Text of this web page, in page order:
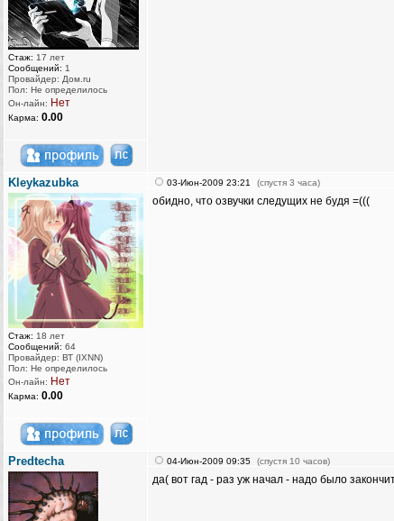
Стаж: 17 лет
Сообщений: 1
Провайдер: Дом.ru
Пол: Не определилось
Он-лайн: Нет
Карма: 0.00
Kleykazubka
Стаж: 18 лет
Сообщений: 64
Провайдер: ВТ (IXNN)
Пол: Не определилось
Он-лайн: Нет
Карма: 0.00
03-Июн-2009 23:21 (спустя 3 часа)
обидно, что озвучки следущих не будя =(((
Predtecha 04-Июн-2009 09:35 (спустя 10 часов)
да( вот гад - раз уж начал - надо было